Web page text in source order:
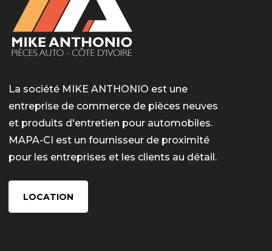
La société MIKE ANTHONIO est une
entreprise de commerce de pièces neuves
et produits d'entretien pour automobiles.
MAPA-CI est un fournisseur de proximité
pour les entreprises et les clients au détail.
LOCATION